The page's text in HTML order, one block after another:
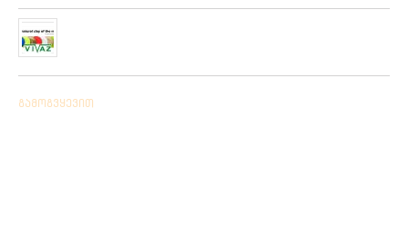
გამოგვყევით